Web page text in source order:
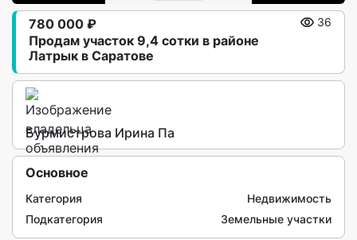
Продам участок 9,4 сотки в районе
Латрык в Саратове
780 000 ₽ 36
Бурмистрова Ирина Па
Основное
Категория
Недвижимость
Подкатегория
Земельные участки